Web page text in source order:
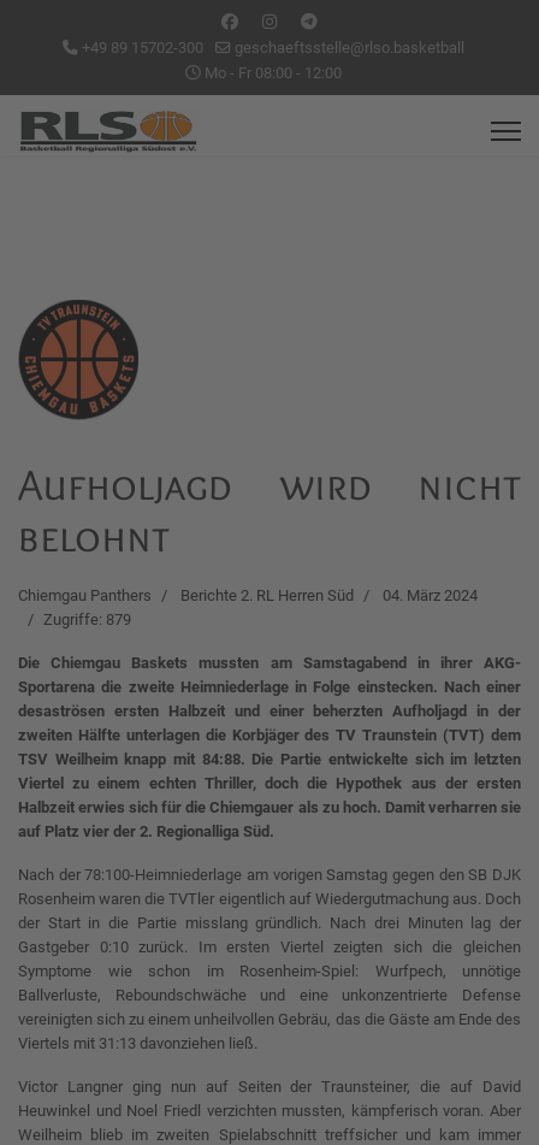
+49 89 15702-300
geschaeftsstelle@rlso.basketball
Mo - Fr 08:00 - 12:00
Aufholjagd wird nicht
belohnt
Chiemgau Panthers Berichte 2. RL Herren Süd
04. März 2024
Zugriffe: 879
Die Chiemgau Baskets mussten am Samstagabend in ihrer AKG-
Sportarena die zweite Heimniederlage in Folge einstecken. Nach einer
desaströsen ersten Halbzeit und einer beherzten Aufholjagd in der
zweiten Hälfte unterlagen die Korbjäger des TV Traunstein (TVT) dem
TSV Weilheim knapp mit 84:88. Die Partie entwickelte sich im letzten
Viertel zu einem echten Thriller, doch die Hypothek aus der ersten
Halbzeit erwies sich für die Chiemgauer als zu hoch. Damit verharren sie
auf Platz vier der 2. Regionalliga Süd.
Nach der 78:100-Heimniederlage am vorigen Samstag gegen den SB DJK
Rosenheim waren die TVTler eigentlich auf Wiedergutmachung aus. Doch
der Start in die Partie misslang gründlich. Nach drei Minuten lag der
Gastgeber 0:10 zurück. Im ersten Viertel zeigten sich die gleichen
Symptome wie schon im Rosenheim-Spiel: Wurfpech, unnötige
Ballverluste, Reboundschwäche und eine unkonzentrierte Defense
vereinigten sich zu einem unheilvollen Gebräu, das die Gäste am Ende des
Viertels mit 31:13 davonziehen ließ.
Victor Langner ging nun auf Seiten der Traunsteiner, die auf David
Heuwinkel und Noel Friedl verzichten mussten, kämpferisch voran. Aber
Weilheim blieb im zweiten Spielabschnitt treffsicher und kam immer